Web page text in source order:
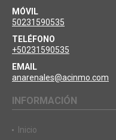
MÓVIL
50231590535
TELÉFONO
+50231590535
EMAIL
anarenales@acinmo.com
INFORMACIÓN
Inicio